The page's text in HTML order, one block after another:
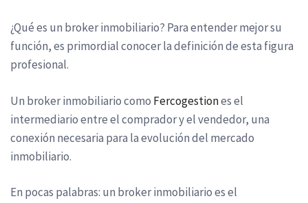
¿Qué es un broker inmobiliario? Para entender mejor su
función, es primordial conocer la definición de esta figura
profesional.
Un broker inmobiliario como Fercogestiones el
intermediario entre el comprador y el vendedor, una
conexión necesaria para la evolución del mercado
inmobiliario.
En pocas palabras: un broker inmobiliario es el